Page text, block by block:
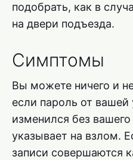
подобрать, как в
на двери подъезда.
Симптомы
Вы можете ничего и
если пароль от вашей
изменился без
указывает на взлом.
записи совершаются